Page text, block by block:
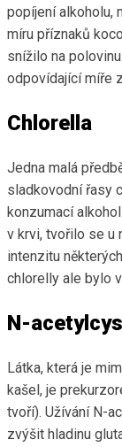
popíjení alkoholu,
míru příznaků
snížilo na
odpovídající míře
Chlorella
Jedna malá
sladkovodní řasy
konzumací
v krvi, tvořilo se u
intenzitu
chlorelly ale bylo
N-
Látka, která je
kašel, je
tvoří). Užívání N-
zvýšit hladinu